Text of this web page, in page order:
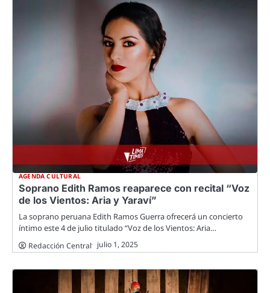
AGENDA CULTURAL
Soprano Edith Ramos reaparece con recital “Voz
de los Vientos: Aria y Yaraví”
La soprano peruana Edith Ramos Guerra ofrecerá un concierto
íntimo este 4 de julio titulado “Voz de los Vientos: Aria…
Redacción Central julio 1, 2025